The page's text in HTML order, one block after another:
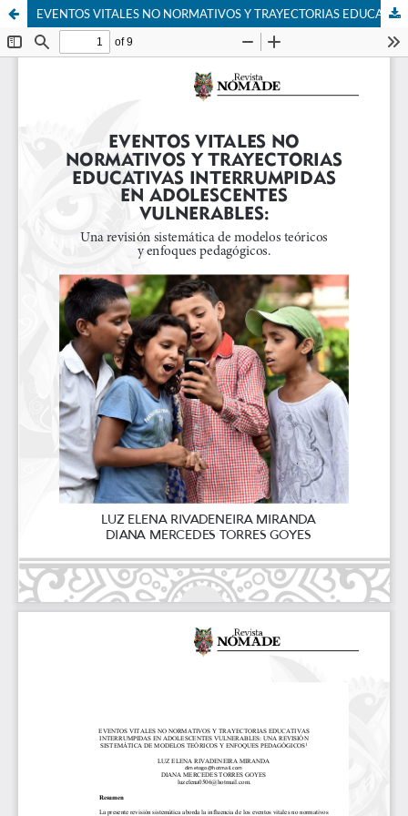
EVENTOS VITALES NO NORMATIVOS Y TRAYECTORIAS EDUCATIVAS INTERRUMPIDAS EN ADOLESCENTES VULNERABLES: UNA REVISIÓN SISTEMÁTICA DE MODELOS TEÓRICOS Y ENFOQUES PEDAGÓGICOS